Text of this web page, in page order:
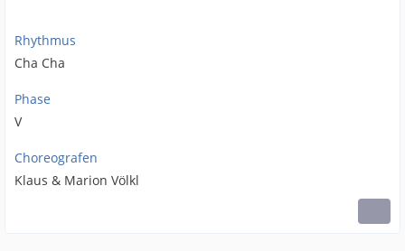
Rhythmus
Cha Cha
Phase
V
Choreografen
Klaus & Marion Völkl